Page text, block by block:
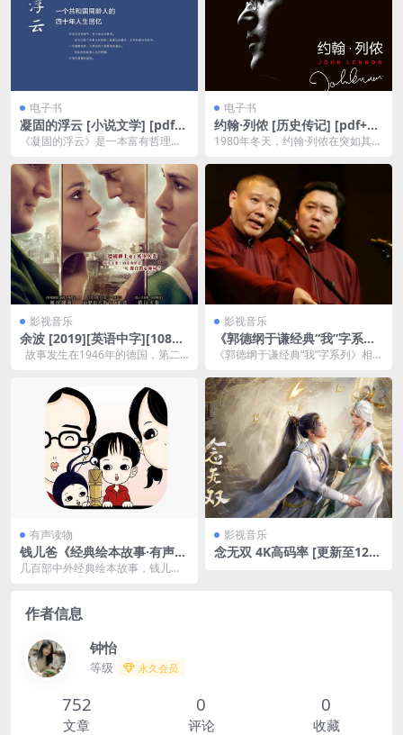
电子书
凝固的浮云 [ 小说文学] [pdf
+全格式]
《凝固的浮云》是一本富有哲理性
不为人知的艰难与复杂...
电子书
约翰·列侬 [ 历史传记] [pdf+全
格式]夸克网盘下载
1980年冬天，约翰·列侬在突如其来
种构想与追忆从...
影视音乐
余波 [2019][英语中字][1080
P]高清下载夸克网盘下载
故事发生在1946年的德国，第二
影视音乐
《郭德纲于谦经典“我”字系
列》有声类 郭德纲于谦相声
《郭德纲于谦经典“我”字系列》相声
了郭德纲与于谦两...
有声读物
钱儿爸《经典绘本故事·有声
版》
几百部中外经典绘本故事，钱儿
影视音乐
念无双 4K高码率 [更新至12
作者信息
钟怡
等级 永久会员
752
文章
0
评论
0
收藏